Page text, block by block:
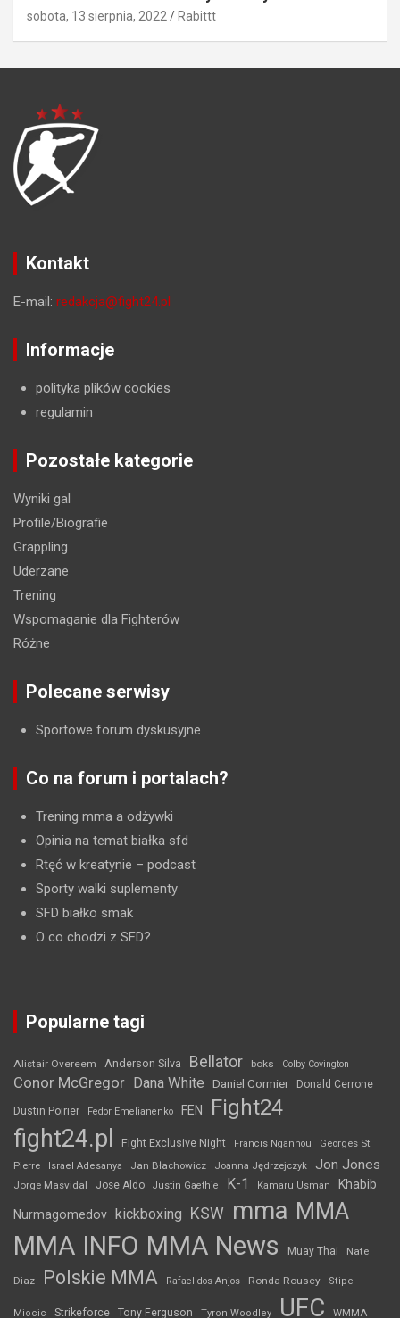
sobota, 13 sierpnia, 2022 Rabittt
Kontakt
E-mail: redakcja@fight24.pl
Informacje
polityka plików cookies
regulamin
Pozostałe kategorie
Wyniki gal
Profile/Biografie
Grappling
Uderzane
Trening
Wspomaganie dla Fighterów
Różne
Polecane serwisy
Sportowe forum dyskusyjne
Co na forum i portalach?
Trening mma a odżywki
Opinia na temat białka sfd
Rtęć w kreatynie – podcast
Sporty walki suplementy
SFD białko smak
O co chodzi z SFD?
Popularne tagi
Alistair Overeem Anderson Silva Bellator boks Colby Covington
Conor McGregor Dana White Daniel Cormier Donald Cerrone
Dustin Poirier Fedor Emelianenko FEN Fight24
fight24.pl Fight Exclusive Night Francis Ngannou
Georges St.
Pierre
Israel Adesanya Jan Błachowicz Joanna Jędrzejczyk Jon Jones
Jorge Masvidal Jose Aldo Justin Gaethje K-1 Kamaru Usman Khabib
Nurmagomedov kickboxing KSW mma MMA
MMA INFO MMA News Muay Thai Nate
Diaz Polskie MMA Rafael dos Anjos Ronda Rousey Stipe
Miocic Strikeforce Tony Ferguson Tyron Woodley UFC WMMA